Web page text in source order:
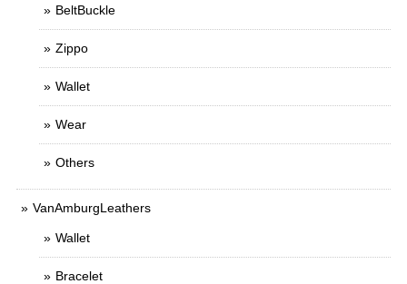
BeltBuckle
Zippo
Wallet
Wear
Others
VanAmburgLeathers
Wallet
Bracelet